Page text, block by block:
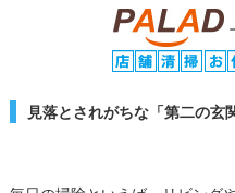
見落とされがちな「第二の玄